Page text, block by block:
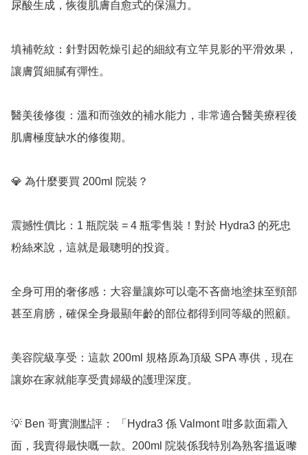
尿酸生成，恢復肌膚自愈式的保濕力。
填補乾紋：針對因乾燥引起的細紋有立竿見影的平滑效果，
讓膚質細膩有彈性。
醫美後修復：溫和而強效的補水能力，非常適合醫美療程後
肌膚極度缺水的修復期。
💎 為什麼要買 200ml 院裝？
震撼性價比：1 瓶院裝 = 4 瓶零售裝！對於 Hydra3 的死忠
粉絲來說，這就是最聰明的投資。
全身可用的奢侈感：大容量讓妳可以毫不吝嗇地塗抹至頸部
甚至肩膀，確保全身最顯年齡的部位都得到同等級的照顧。
美容院級享受：這款 200ml 規格原為頂級 SPA 專供，現在
讓妳在家就能享受貴婦級的護理深度。
💡 Ben 哥實測點評： 「Hydra3 係 Valmont 咁多款面霜入
面，我賣得最快嘅一款。200ml 院裝係我特別為熟客搵返嚟